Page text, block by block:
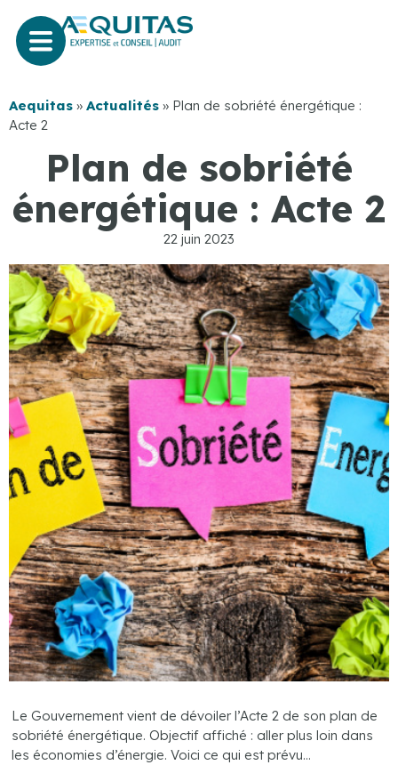
Aequitas » Actualités » Plan de sobriété énergétique :
Acte 2
Plan de sobriété
énergétique : Acte 2
22 juin 2023
Le Gouvernement vient de dévoiler l’Acte 2 de son plan de
sobriété énergétique. Objectif affiché : aller plus loin dans
les économies d’énergie. Voici ce qui est prévu…